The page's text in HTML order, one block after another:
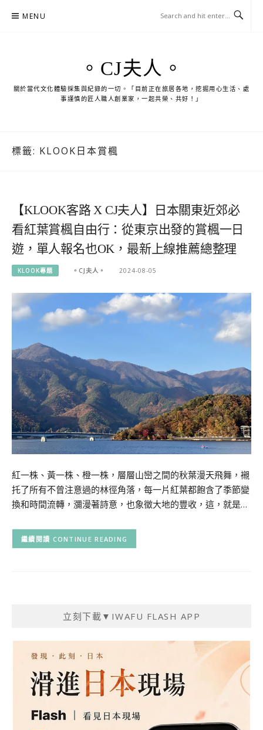
MENU
。CJ夫人。
關於當代文化體驗採集與紀錄的一切。「目前正在旅居各地，挖掘用心生活、處
事謹慎的匠人職人創業家，一起共榮、共好！」
標籤: KLOOK日本賞楓
【KLOOK客路 X CJ夫人】日本關東近郊必
看紅葉賞楓自由行：從東京出發的賞楓一日
遊，單人報名也OK，最新上線推薦總整理
KLOOK專題 。CJ夫人。 2024-08-05
紅一株、黃一株、橙一株，層層山巒之間的秋葉漫天飛舞，襯
托了所有不曾注意過的林徑角落，每一片紅葉都飽含了季節變
換和時間流轉，瀰漫著詩意，也象徵大地的豐收，這，就是…
CONTINUE READING
立刻下載▼IWAFU FLASH APP